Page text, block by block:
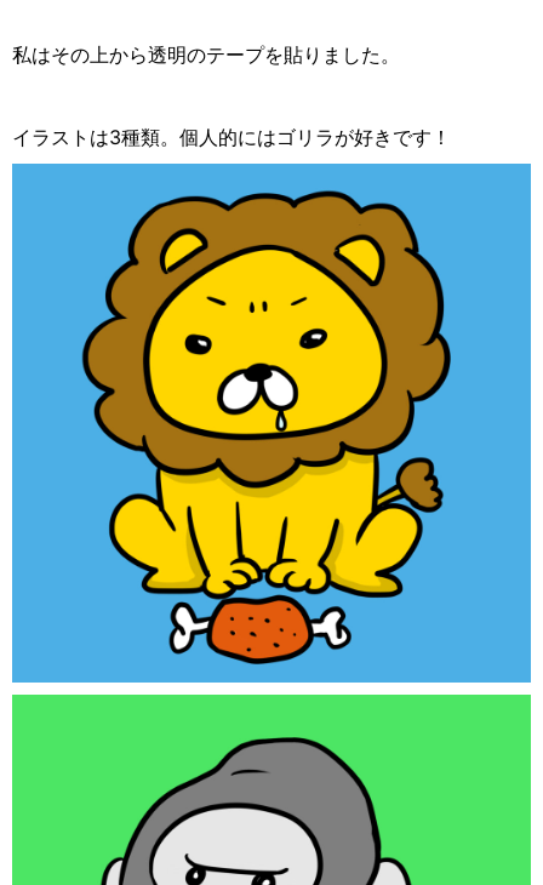
私はその上から透明のテープを貼りました。
イラストは3種類。個人的にはゴリラが好きです！